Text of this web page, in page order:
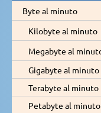
Byte al minuto
Kilobyte al minuto
Megabyte al
Gigabyte al minuto
Terabyte al minuto
Petabyte al minuto